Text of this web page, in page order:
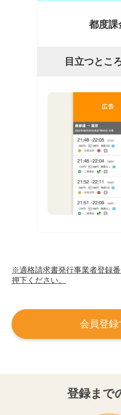
都度課
目立つとこ
※適格請求書発行事業者登録
押下ください。
会員登録
登録まで